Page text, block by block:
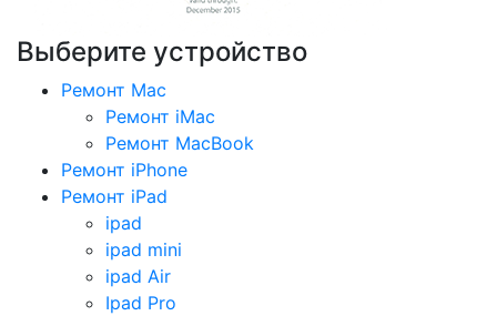
Выберите устройство
Ремонт Mac
Ремонт iMac
Ремонт MacBook
Ремонт iPhone
Ремонт iPad
ipad
ipad mini
ipad Air
Ipad Pro